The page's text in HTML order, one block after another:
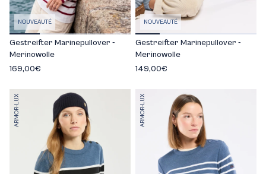
NOUVEAUTÉ
Gestreifter Marinepullover -
Merinowolle
169,00€
NOUVEAUTÉ
Gestreifter Marinepullover -
Merinowolle
149,00€
ARMOR-LUX ARMOR-LUX